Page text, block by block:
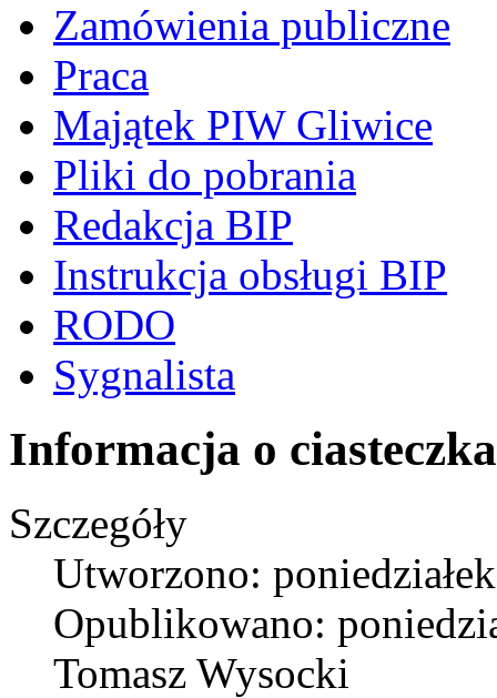
Zamówienia publiczne
Praca
Majątek PIW Gliwice
Pliki do pobrania
Redakcja BIP
Instrukcja obsługi BIP
RODO
Sygnalista
Informacja o
Szczegóły
Utworzono:
Opublikowano:
Tomasz Wysocki